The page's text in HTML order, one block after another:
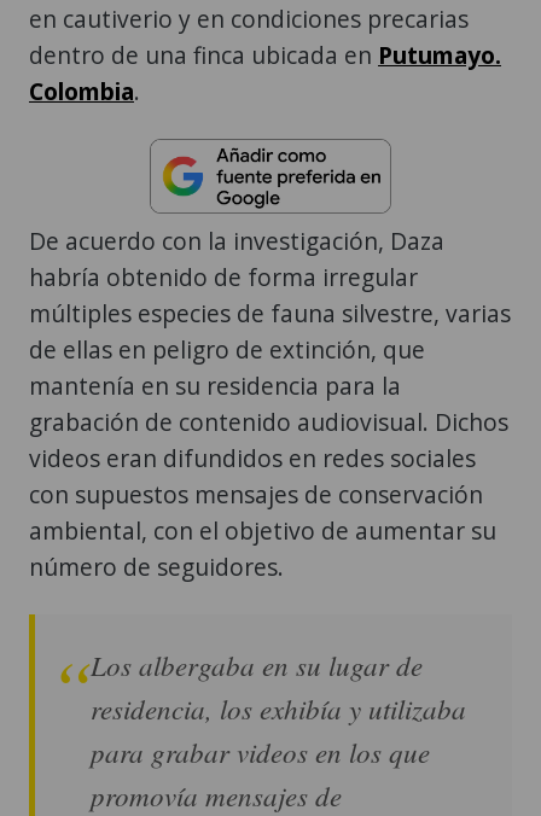
en cautiverio y en condiciones precarias
dentro de una finca ubicada en Putumayo.
Colombia.
De acuerdo con la investigación, Daza
habría obtenido de forma irregular
múltiples especies de fauna silvestre, varias
de ellas en peligro de extinción, que
mantenía en su residencia para la
grabación de contenido audiovisual. Dichos
videos eran difundidos en redes sociales
con supuestos mensajes de conservación
ambiental, con el objetivo de aumentar su
número de seguidores.
Los albergaba en su lugar de
residencia, los exhibía y utilizaba
para grabar videos en los que
promovía mensajes de